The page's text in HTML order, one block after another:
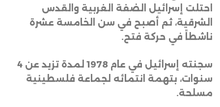
احتلت إسرائيل الضفة الغربية والقدس
الشرقية، ثم أصبح في سن الخامسة عشرة
ناشطاً في حركة فتح.
سجنته إسرائيل في عام 1978 لمدة تزيد عن 4
سنوات، بتهمة انتمائه لجماعة فلسطينية
مسلحة.